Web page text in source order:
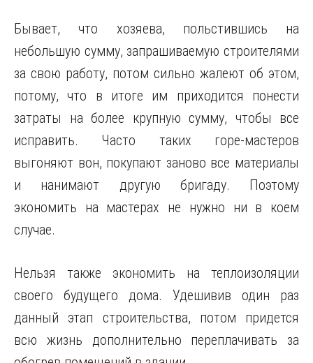
Бывает, что хозяева, польстившись на
небольшую сумму, запрашиваемую строителями
за свою работу, потом сильно жалеют об этом,
потому, что в итоге им приходится понести
затраты на более крупную сумму, чтобы все
исправить. Часто таких горе-мастеров
выгоняют вон, покупают заново все материалы
и нанимают другую бригаду. Поэтому
экономить на мастерах не нужно ни в коем
случае.
Нельзя также экономить на теплоизоляции
своего будущего дома. Удешивив один раз
данный этап строительства, потом придется
всю жизнь дополнительно переплачивать за